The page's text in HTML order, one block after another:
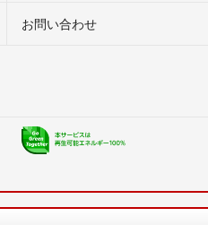
お問い合わせ